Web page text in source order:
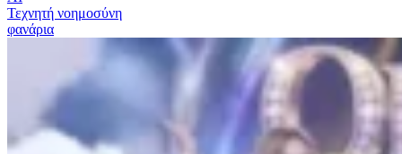
Τεχνητή νοημοσύνη
φανάρια